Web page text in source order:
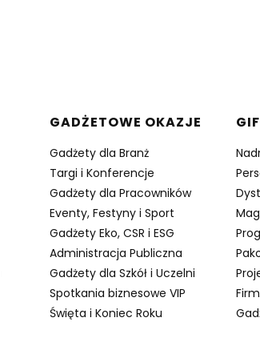
GADŻETOWE OKAZJE
Gadżety dla Branż
Targi i Konferencje
Gadżety dla Pracowników
Eventy, Festyny i Sport
Gadżety Eko, CSR i ESG
Administracja Publiczna
Gadżety dla Szkół i Uczelni
Spotkania biznesowe VIP
Święta i Koniec Roku